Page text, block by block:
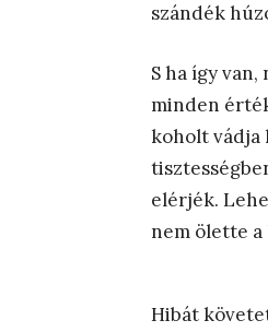
szándék
S ha így
minden
koholt vádja
elérjék.
nem ölette a
Hibát